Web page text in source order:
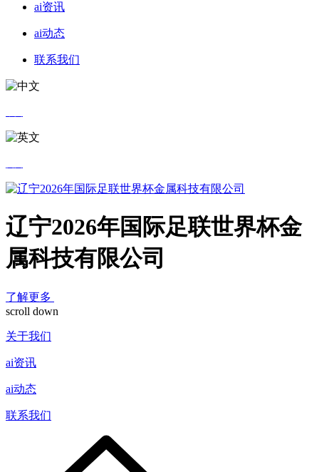
ai资讯
ai动态
联系我们
辽宁2026年国际足联世界杯金
属科技有限公司
了解更多
scroll down
关于我们
ai资讯
ai动态
联系我们